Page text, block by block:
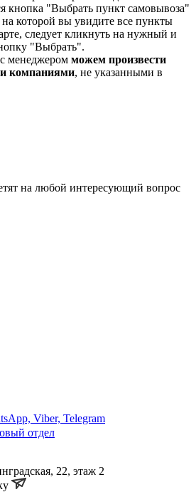
кнопка "Выбрать пункт самовывоза"
которой вы увидите все пункты
следует кликнуть на нужный и
"Выбрать".
менеджером можем произвести
компаниями, не указанными в
на любой интересующий вопрос
Viber, Telegram
отдел
22, этаж 2